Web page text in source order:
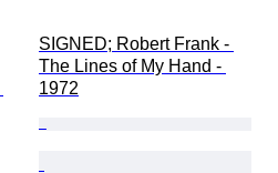
SIGNED; Robert Frank -
The Lines of My Hand -
1972